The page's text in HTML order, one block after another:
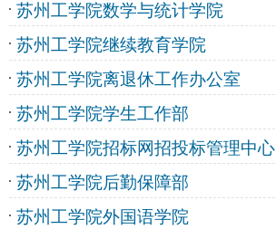
苏州工学院数学与统计学院
苏州工学院继续教育学院
苏州工学院离退休工作办公室
苏州工学院学生工作部
苏州工学院招标网招投标管理中心
苏州工学院后勤保障部
苏州工学院外国语学院